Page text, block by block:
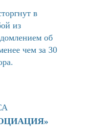
в
из
об
чем за 30